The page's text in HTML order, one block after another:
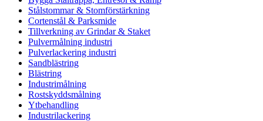
Stålstommar & Stomförstärkning
Cortenstål & Parksmide
Tillverkning av Grindar & Staket
Pulvermålning industri
Pulverlackering industri
Sandblästring
Blästring
Industrimålning
Rostskyddsmålning
Ytbehandling
Industrilackering